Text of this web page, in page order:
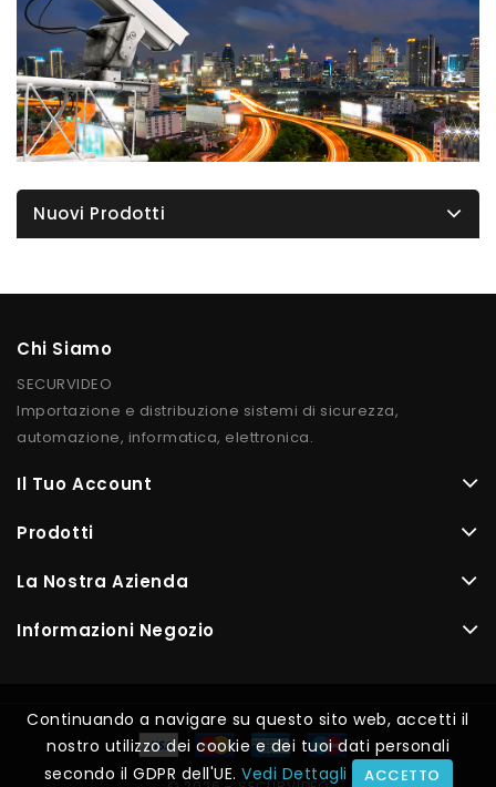
Nuovi Prodotti
Chi Siamo
SECURVIDEO
Importazione e distribuzione sistemi di sicurezza,
automazione, informatica, elettronica.
Il Tuo Account
Prodotti
La Nostra Azienda
Informazioni Negozio
Continuando a navigare su questo sito web, accetti il
nostro utilizzo dei cookie e dei tuoi dati personali
secondo il GDPR dell'UE. Vedi Dettagli ACCETTO